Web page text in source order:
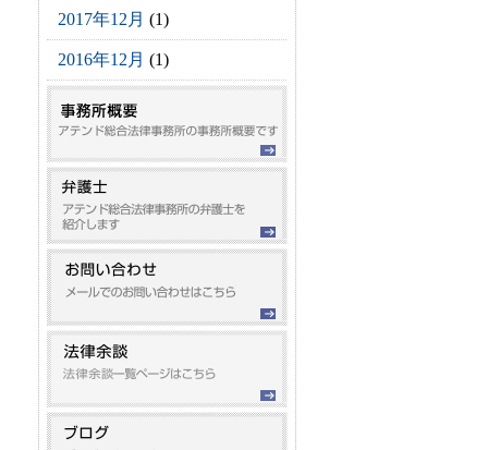
2017年12月 (1)
2016年12月 (1)